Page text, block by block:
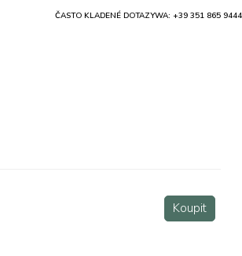
Koupit
ČASTO KLADENÉ DOTAZYWA: +39 351 865 9444